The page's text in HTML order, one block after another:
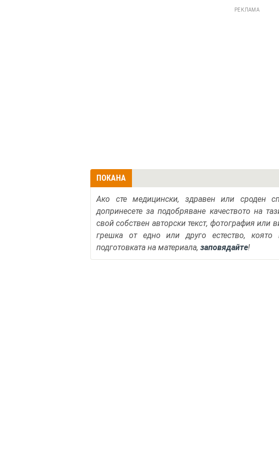
РЕКЛАМА
ПОКАНА
Ако сте медицински, здравен или сроден
допринесете за подобряване качеството на
свой собствен авторски текст, фотография или
грешка от едно или друго естество,
подготовката на материала, заповядайте!